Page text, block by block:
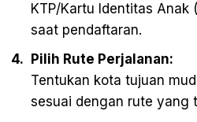
KTP/Kartu Identitas Anak
saat pendaftaran.
Pilih Rute Perjalanan:
Tentukan kota tujuan
sesuai dengan rute yang